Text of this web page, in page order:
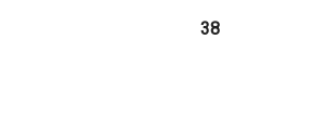
8 10 20 38